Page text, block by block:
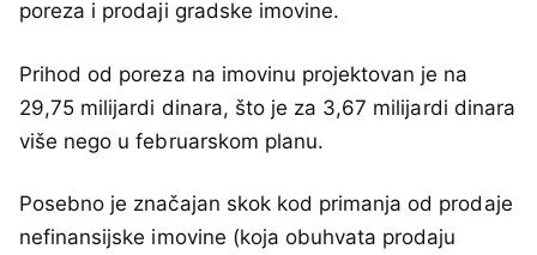
poreza i prodaji gradske imovine.
Prihod od poreza na imovinu projektovan je na
29,75 milijardi dinara, što je za 3,67 milijardi dinara
više nego u februarskom planu.
Posebno je značajan skok kod primanja od prodaje
nefinansijske imovine (koja obuhvata prodaju